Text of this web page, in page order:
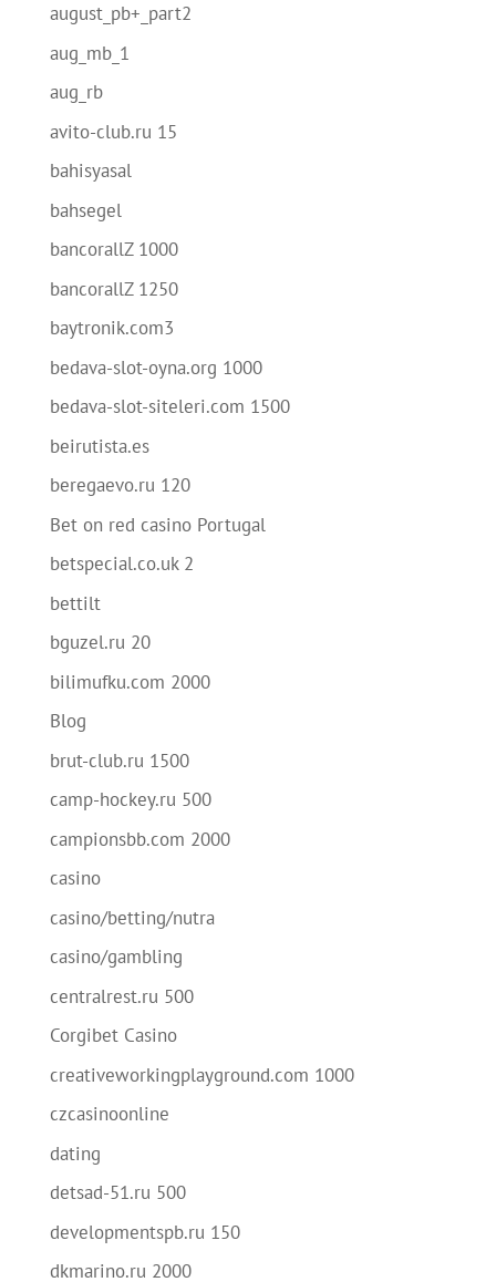
august_pb+_part2
aug_mb_1
aug_rb
avito-club.ru 15
bahisyasal
bahsegel
bancorallZ 1000
bancorallZ 1250
baytronik.com3
bedava-slot-oyna.org 1000
bedava-slot-siteleri.com 1500
beirutista.es
beregaevo.ru 120
Bet on red casino Portugal
betspecial.co.uk 2
bettilt
bguzel.ru 20
bilimufku.com 2000
Blog
brut-club.ru 1500
camp-hockey.ru 500
campionsbb.com 2000
casino
casino/betting/nutra
casino/gambling
centralrest.ru 500
Corgibet Casino
creativeworkingplayground.com 1000
czcasinoonline
dating
detsad-51.ru 500
developmentspb.ru 150
dkmarino.ru 2000